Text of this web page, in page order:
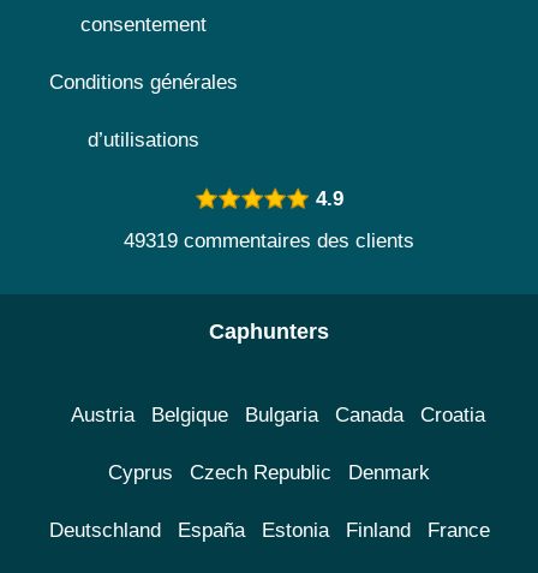
consentement
Conditions générales
d’utilisations
4.9
49319 commentaires des clients
Caphunters
Austria Belgique Bulgaria Canada Croatia
Cyprus Czech Republic Denmark
Deutschland España Estonia Finland France